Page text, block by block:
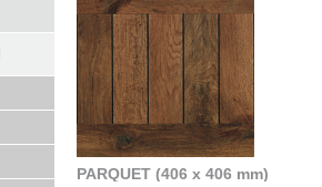
PARQUET (406 x 406 mm)